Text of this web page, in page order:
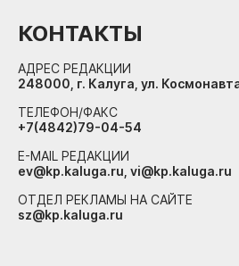
КОНТАКТЫ
АДРЕС РЕДАКЦИИ
248000, г. Калуга, ул.
ТЕЛЕФОН/ФАКС
+7(4842)79-04-54
E-MAIL РЕДАКЦИИ
ev@kp.kaluga.ru, vi@kp.kaluga.ru
ОТДЕЛ РЕКЛАМЫ НА САЙТЕ
sz@kp.kaluga.ru